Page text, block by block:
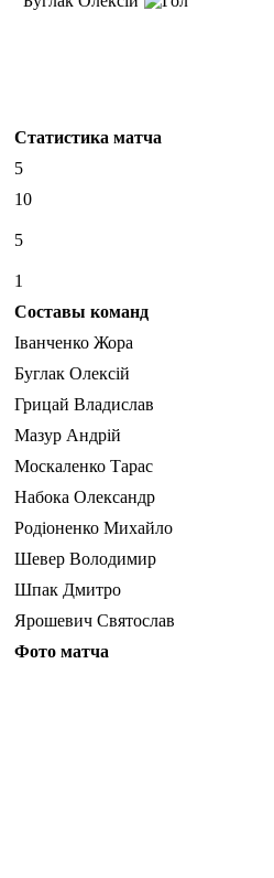
Статистика матча
5
10
5
1
Составы команд
Іванченко Жора
Буглак Олексій
Грицай Владислав
Мазур Андрій
Москаленко Тарас
Набока Олександр
Родіоненко Михайло
Шевер Володимир
Шпак Дмитро
Ярошевич Святослав
Фото матча